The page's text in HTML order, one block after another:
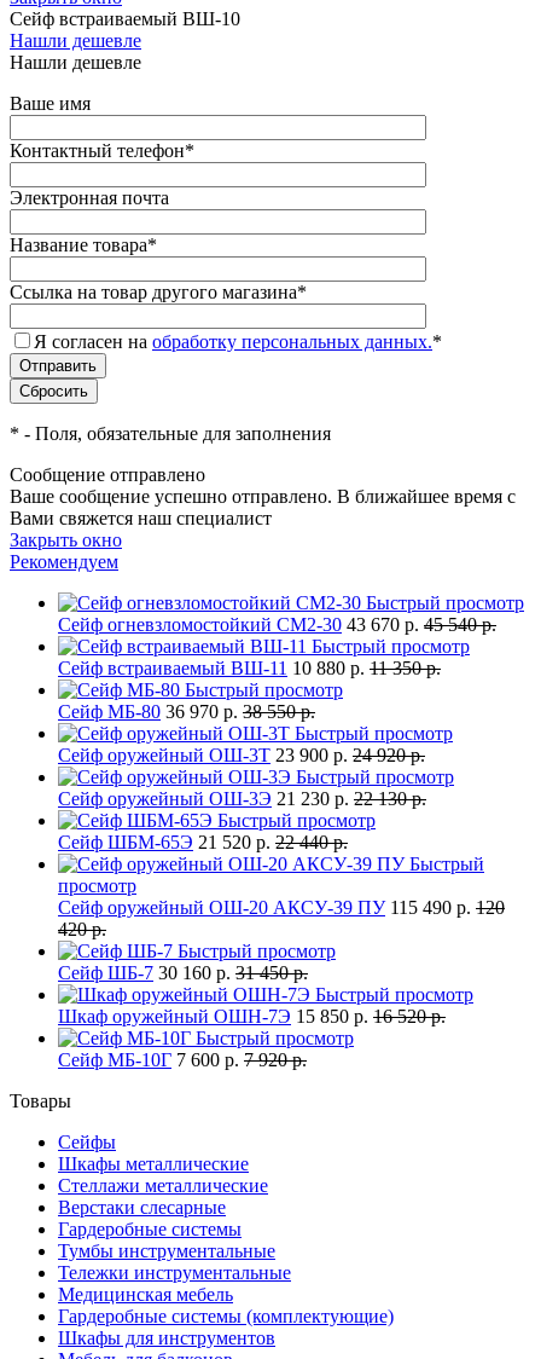
Сейф встраиваемый ВШ-10
Нашли дешевле
Нашли дешевле
Ваше имя
Контактный телефон*
Электронная почта
Название товара*
Ссылка на товар другого магазина*
Я согласен на обработку персональных данных.*
* - Поля, обязательные для заполнения
Сообщение отправлено
Ваше сообщение успешно отправлено. В ближайшее время с
Вами свяжется наш специалист
Закрыть окно
Рекомендуем
Быстрый просмотр
Сейф огневзломостойкий СМ2-30 43 670 р. 45 540 р.
Быстрый просмотр
Сейф встраиваемый ВШ-11 10 880 р. 11 350 р.
Быстрый просмотр
Сейф МБ-80 36 970 р. 38 550 р.
Быстрый просмотр
Сейф оружейный ОШ-3Т 23 900 р. 24 920 р.
Быстрый просмотр
Сейф оружейный ОШ-3Э 21 230 р. 22 130 р.
Быстрый просмотр
Сейф ШБМ-65Э 21 520 р. 22 440 р.
Быстрый
просмотр
Сейф оружейный ОШ-20 АКСУ-39 ПУ 115 490 р. 120
420 р.
Быстрый просмотр
Сейф ШБ-7 30 160 р. 31 450 р.
Быстрый просмотр
Шкаф оружейный ОШН-7Э 15 850 р. 16 520 р.
Быстрый просмотр
Сейф МБ-10Г 7 600 р. 7 920 р.
Товары
Сейфы
Шкафы металлические
Стеллажи металлические
Верстаки слесарные
Гардеробные системы
Тумбы инструментальные
Тележки инструментальные
Медицинская мебель
Гардеробные системы (комплектующие)
Шкафы для инструментов